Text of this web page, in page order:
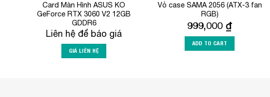
Card Màn Hình ASUS KO
GeForce RTX 3060 V2 12GB
GDDR6
Liên hệ để báo giá
GIÁ LIÊN HỆ
Vỏ case SAMA 2056 (ATX-3 fan
RGB)
999,000 ₫
ADD TO CART